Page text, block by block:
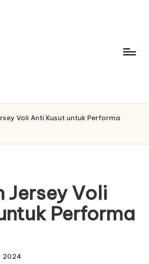
Voli Anti Kusut untuk Performa
Jersey Voli
Performa
2024